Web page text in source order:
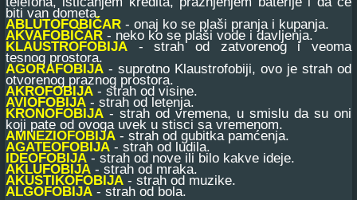
biti van dometa.
ABLUTOFOBIČAR - onaj ko se plaši pranja i kupanja.
AKVAFOBIČAR - neko ko se plaši vode i davljenja.
KLAUSTROFOBIJA - strah od zatvorenog i veoma
tesnog prostora.
AGORAFOBIJA - suprotno Klaustrofobiji, ovo je strah od
otvorenog praznog prostora.
AKROFOBIJA - strah od visine.
AVIOFOBIJA - strah od letenja.
KRONOFOBIJA - strah od vremena, u smislu da su oni
koji pate od ovoga uvek u stisci sa vremenom.
AMNEZIOFOBIJA - strah od gubitka pamćenja.
AGATEOFOBIJA - strah od ludila.
IDEOFOBIJA - strah od nove ili bilo kakve ideje.
AKLUFOBIJA - strah od mraka.
AKUSTIKOFOBIJA - strah od muzike.
ALGOFOBIJA - strah od bola.